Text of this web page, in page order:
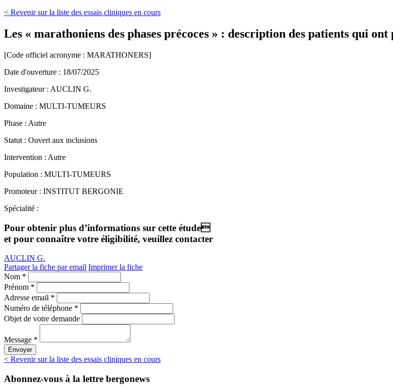
< Revenir sur la liste des essais cliniques en cours
Les « marathoniens des phases précoces » : description des patients qui
[Code officiel acronyme : MARATHONERS]
Date d'ouverture : 18/07/2025
Investigateur : AUCLIN G.
Domaine : MULTI-TUMEURS
Phase : Autre
Statut : Ouvert aux inclusions
Intervention : Autre
Population : MULTI-TUMEURS
Promoteur : INSTITUT BERGONIE
Spécialité :
Pour obtenir plus d’informations sur cette étude
et pour connaître votre éligibilité, veuillez contacter
AUCLIN G.
Partager la fiche par email Imprimer la fiche
Nom *
Prénom *
Adresse email *
Numéro de téléphone *
Objet de votre demande
Message *
Envoyer
< Revenir sur la liste des essais cliniques en cours
Abonnez-vous à la lettre bergonews